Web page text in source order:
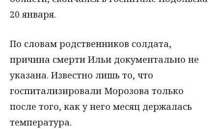
20 января.
По словам родственников солдата,
причина смерти Ильи документально не
указана. Известно лишь то, что
госпитализировали Морозова только
после того, как у него месяц держалась
температура.